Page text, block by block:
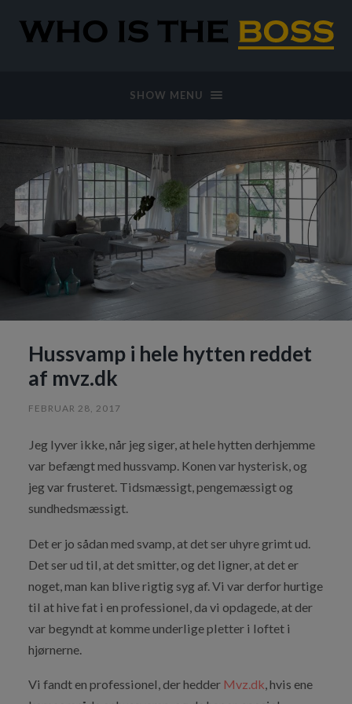
SHOW MENU
Hussvamp i hele hytten reddet
af mvz.dk
FEBRUAR 28, 2017
Jeg lyver ikke, når jeg siger, at hele hytten derhjemme
var befængt med hussvamp. Konen var hysterisk, og
jeg var frusteret. Tidsmæssigt, pengemæssigt og
sundhedsmæssigt.
Det er jo sådan med svamp, at det ser uhyre grimt ud.
Det ser ud til, at det smitter, og det ligner, at det er
noget, man kan blive rigtig syg af. Vi var derfor hurtige
til at hive fat i en professionel, da vi opdagede, at der
var begyndt at komme underlige pletter i loftet i
hjørnerne.
Vi fandt en professionel, der hedder Mvz.dk, hvis ene